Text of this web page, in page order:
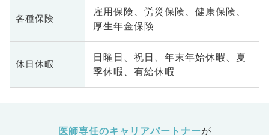
各種保険
雇用保険、労災保険、健康保険、
厚生年金保険
休日休暇
日曜日、祝日、年末年始休暇、夏
季休暇、有給休暇
医師専任のキャリアパートナーが